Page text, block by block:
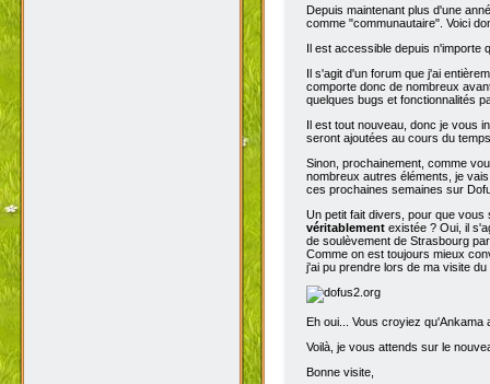
Depuis maintenant plus d'une
comme "communautaire". Voici
Il est accessible depuis n'importe
Il s'agit d'un forum que j'ai
comporte donc de nombreux
quelques bugs et fonctionnalités
Il est tout nouveau, donc je vous
seront ajoutées au cours du
Sinon, prochainement, comme
nombreux autres éléments, je
ces prochaines semaines sur
Un petit fait divers, pour que vous
véritablement existée ? Oui, il
de soulèvement de Strasbourg
Comme on est toujours mieux
j'ai pu prendre lors de ma visite
Eh oui... Vous croyiez
Voilà, je vous attends sur le
Bonne visite,